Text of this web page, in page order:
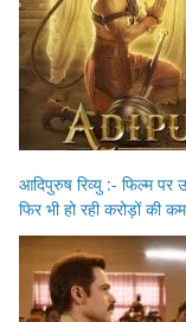
आदिपुरुष रिव्यु :- फिल्म
फिर भी हो रही करोड़ों की